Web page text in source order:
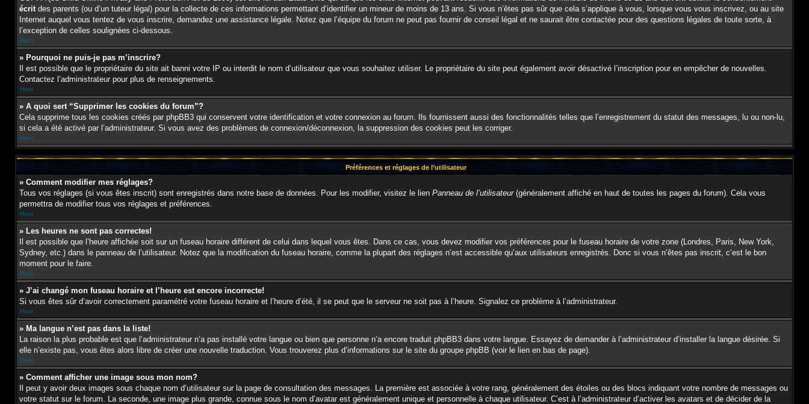
écritdes parents (ou d’un tuteur légal) pour la collecte de ces informations permettant d’identifier un mineur de moins de 13 ans. Si vous n’êtes pas sûr que cela s’applique à vous, lorsque vous vous inscrivez, ou au site
Internet auquel vous tentez de vous inscrire, demandez une assistance légale. Notez que l’équipe du forum ne peut pas fournir de conseil légal et ne saurait être contactée pour des questions légales de toute sorte, à
l’exception de celles soulignées ci-dessous.
Haut
» Pourquoi ne puis-je pas m’inscrire?
Il est possible que le propriétaire du site ait banni votre IP ou interdit le nom d’utilisateur que vous souhaitez utiliser. Le propriétaire du site peut également avoir désactivé l’inscription pour en empêcher de nouvelles.
Contactez l’administrateur pour plus de renseignements.
Haut
» A quoi sert “Supprimer les cookies du forum”?
Cela supprime tous les cookies créés par phpBB3 qui conservent votre identification et votre connexion au forum. Ils fournissent aussi des fonctionnalités telles que l’enregistrement du statut des messages, lu ou non-lu,
si cela a été activé par l’administrateur. Si vous avez des problèmes de connexion/déconnexion, la suppression des cookies peut les corriger.
Haut
Préférences et réglages de l’utilisateur
» Comment modifier mes réglages?
Tous vos réglages (si vous êtes inscrit) sont enregistrés dans notre base de données. Pour les modifier, visitez le lien Panneau de l’utilisateur(généralement affiché en haut de toutes les pages du forum). Cela vous
permettra de modifier tous vos réglages et préférences.
Haut
» Les heures ne sont pas correctes!
Il est possible que l’heure affichée soit sur un fuseau horaire différent de celui dans lequel vous êtes. Dans ce cas, vous devez modifier vos préférences pour le fuseau horaire de votre zone (Londres, Paris, New York,
Sydney, etc.) dans le panneau de l’utilisateur. Notez que la modification du fuseau horaire, comme la plupart des réglages n’est accessible qu’aux utilisateurs enregistrés. Donc si vous n’êtes pas inscrit, c’est le bon
moment pour le faire.
Haut
» J’ai changé mon fuseau horaire et l’heure est encore incorrecte!
Si vous êtes sûr d’avoir correctement paramétré votre fuseau horaire et l’heure d’été, il se peut que le serveur ne soit pas à l’heure. Signalez ce problème à l’administrateur.
Haut
» Ma langue n’est pas dans la liste!
La raison la plus probable est que l’administrateur n’a pas installé votre langue ou bien que personne n’a encore traduit phpBB3 dans votre langue. Essayez de demander à l’administrateur d’installer la langue désirée. Si
elle n’existe pas, vous êtes alors libre de créer une nouvelle traduction. Vous trouverez plus d’informations sur le site du groupe phpBB (voir le lien en bas de page).
Haut
» Comment afficher une image sous mon nom?
Il peut y avoir deux images sous chaque nom d’utilisateur sur la page de consultation des messages. La première est associée à votre rang, généralement des étoiles ou des blocs indiquant votre nombre de messages ou
votre statut sur le forum. La seconde, une image plus grande, connue sous le nom d’avatar est généralement unique et personnelle à chaque utilisateur. C’est à l’administrateur d’activer les avatars et de décider de la